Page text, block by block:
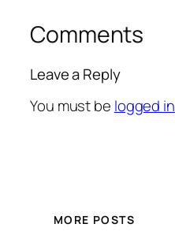
Comments
Leave a Reply
You must be logged in
MORE POSTS